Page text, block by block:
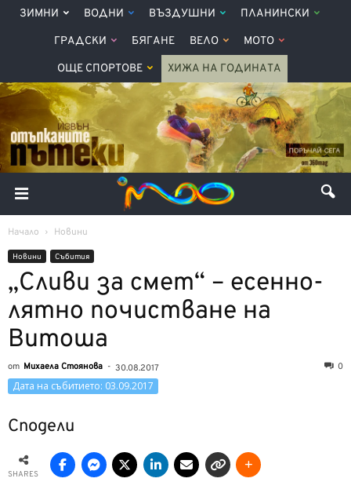
ЗИМНИ ВОДНИ ВЪЗДУШНИ ПЛАНИНСКИ
ГРАДСКИ БЯГАНЕ ВЕЛО МОТО
ОЩЕ СПОРТОВЕ ХИЖА НА ГОДИНАТА
Начало Новини
Новини Събития
„Сливи за смет“ – есенно-
лятно почистване на
Витоша
от Михаела Стоянова - 30.08.2017 0
Дата на събитието: 03.09.2017
Сподели
SHARES